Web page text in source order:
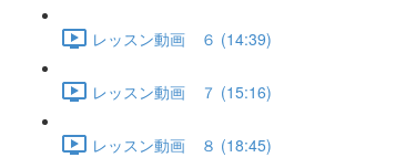
レッスン動画 ６ (14:39)
レッスン動画 ７ (15:16)
レッスン動画 ８ (18:45)